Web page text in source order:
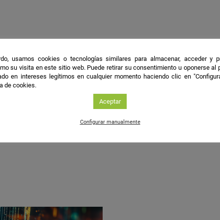
carrera, supe que me quería dedicar a la investigación y
a la ciencia porque considero que es importante su
y calidad de vida.
y que mis descubrimientos sean divulgados
una correcta formación científica.
usamos cookies o tecnologías similares para almacenar, acceder y
su visita en este sitio web. Puede retirar su consentimiento u oponerse al
en intereses legítimos en cualquier momento haciendo clic en
de cookies.
Aceptar
Configurar manualmente